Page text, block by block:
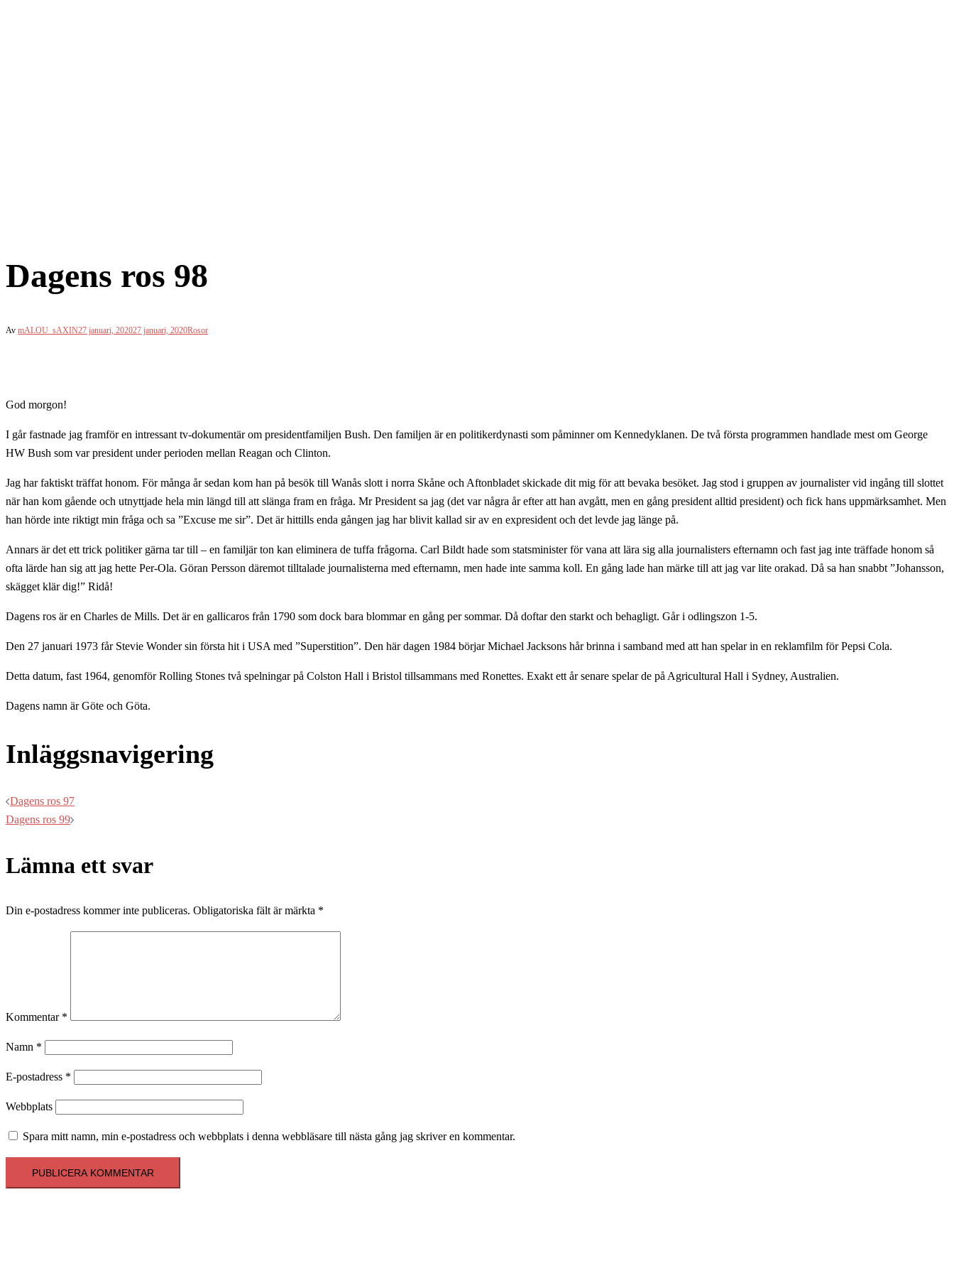
Dagens ros 98
Av mALOU_sAXIN27 januari, 202027 januari, 2020Rosor
God morgon!
I går fastnade jag framför en intressant tv-dokumentär om presidentfamiljen Bush. Den familjen är en politikerdynasti som påminner om Kennedyklanen. De två första programmen handlade mest om George
HW Bush som var president under perioden mellan Reagan och Clinton.
Jag har faktiskt träffat honom. För många år sedan kom han på besök till Wanås slott i norra Skåne och Aftonbladet skickade dit mig för att bevaka besöket. Jag stod i gruppen av journalister vid ingång till slottet
när han kom gående och utnyttjade hela min längd till att slänga fram en fråga. Mr President sa jag (det var några år efter att han avgått, men en gång president alltid president) och fick hans uppmärksamhet. Men
han hörde inte riktigt min fråga och sa ”Excuse me sir”. Det är hittills enda gången jag har blivit kallad sir av en expresident och det levde jag länge på.
Annars är det ett trick politiker gärna tar till – en familjär ton kan eliminera de tuffa frågorna. Carl Bildt hade som statsminister för vana att lära sig alla journalisters efternamn och fast jag inte träffade honom så
ofta lärde han sig att jag hette Per-Ola. Göran Persson däremot tilltalade journalisterna med efternamn, men hade inte samma koll. En gång lade han märke till att jag var lite orakad. Då sa han snabbt ”Johansson,
skägget klär dig!” Ridå!
Dagens ros är en Charles de Mills. Det är en gallicaros från 1790 som dock bara blommar en gång per sommar. Då doftar den starkt och behagligt. Går i odlingszon 1-5.
Den 27 januari 1973 får Stevie Wonder sin första hit i USA med ”Superstition”. Den här dagen 1984 börjar Michael Jacksons hår brinna i samband med att han spelar in en reklamfilm för Pepsi Cola.
Detta datum, fast 1964, genomför Rolling Stones två spelningar på Colston Hall i Bristol tillsammans med Ronettes. Exakt ett år senare spelar de på Agricultural Hall i Sydney, Australien.
Dagens namn är Göte och Göta.
Inläggsnavigering
Dagens ros 97
Dagens ros 99
Lämna ett svar
Din e-postadress kommer inte publiceras. Obligatoriska fält är märkta *
Kommentar *
Namn *
E-postadress *
Webbplats
Spara mitt namn, min e-postadress och webbplats i denna webbläsare till nästa gång jag skriver en kommentar.